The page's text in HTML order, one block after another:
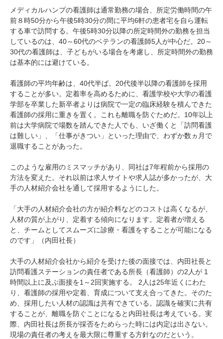
メディカルハンプの看護師は通常勤務の場合、所定労働時間の午
前８時50分から午後5時30分の間に平均6軒の患者宅を自ら運転
する車で訪問する。午後5時30分以降の所定時間外の勤務を担当
しているのは、40～60代のベテランの看護師5人が中心だ。20～
30代の看護師は、子どもがいる場合を考慮し、所定時間外の勤務
は基本的には避けている。
看護師の平均年齢は、40代半ば。20代後半以降の看護師を採用
することが多い。定着率を高めるために、看護学校や大学の看護
学部を卒業した新卒者よりは病院で一定の臨床経験を積んできた
看護師の採用に重きを置く。これも離職を防ぐためだ。10年以上
前は大学病院で場数を踏んできた人でも、いざ働くと「訪問看護
は難しい」、「仕事がきつい」といった理由で、わずか数ヵ月で
退職することがあった。
このような雇用のミスマッチがあり、同社は7年程前から採用の
方法を変えた。それ以前は求人サイトや求人誌が多かったが、大
手の人材紹介会社を通して採用するようにした。
「大手の人材紹介会社の方が紹介料などのコストは高くなるが、
人材の質が上がり、定着する傾向になります。定着者が増える
と、チームとしてスムーズに診療・看護をすることが可能になる
のです」（内田社長）
大手の人材紹介会社から紹介を受けた後の面接では、内田社長と
訪問看護ステーションの責任者である所長（看護師）の2人が 1
時間以上に及ぶ面接を1～2回実施する。 2人は25年近くにわた
り、看護師の採用や定着、育成について支え合ってきた。そのた
め、採用したい人材の認識は共有できている。認識を確実に共有
することが、離職を防ぐことになると内田社長は考えている。実
際、内田社長は所長が採否をためらった時には内定は出さない。
現場の責任者の考えを最大限に尊重する方針なのだという。